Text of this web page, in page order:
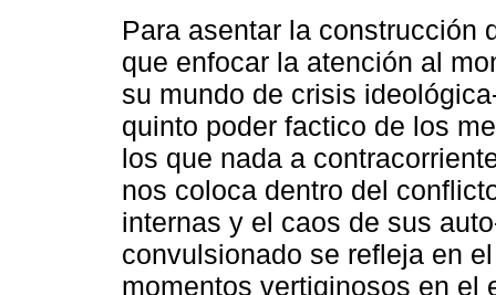
Para asentar la construcción
que enfocar la atención al
su mundo de crisis
quinto poder factico de los
los que nada a
nos coloca dentro del
internas y el caos de sus
convulsionado se refleja en
momentos vertiginosos en el